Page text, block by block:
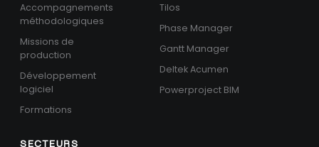
Accompagnements
méthodologiques
Missions de
production
Développement
logiciel
Formations
Tilos
Phase Manager
Gantt Manager
Deltek Acumen
Powerproject BIM
SECTEURS